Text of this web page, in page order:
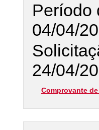
Período
04/04/
24/04/
Comprovante